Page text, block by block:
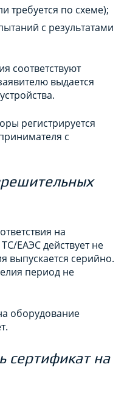
требуется по схеме);
с результатами
соответствуют
выдается
регистрируется
с
на
ЕАЭС действует не
выпускается серийно.
период не
оборудование
сертификат на